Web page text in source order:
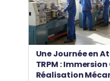
Une Journée en
TRPM :
Réalisation